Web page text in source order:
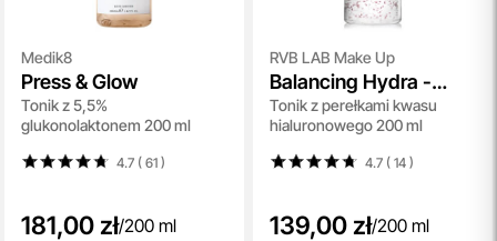
Medik8
Press & Glow
Tonik z 5,5%
glukonolaktonem 200 ml
4.7 ( 61)
181,00 zł/200 ml
RVB LAB Make Up
Balancing Hydra -
Toner
Tonik z perełkami kwasu
hialuronowego 200 ml
4.7 ( 14)
139,00 zł/200 ml